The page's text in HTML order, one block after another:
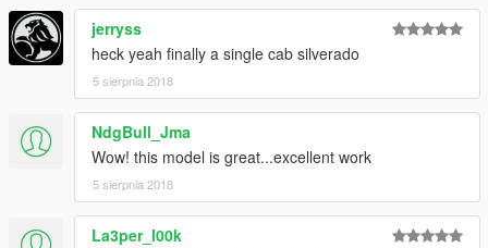
jerryss
heck yeah finally a single cab silverado
5 sierpnia 2018
NdgBull_Jma
Wow! this model is great...excellent work
5 sierpnia 2018
La3per_l00k